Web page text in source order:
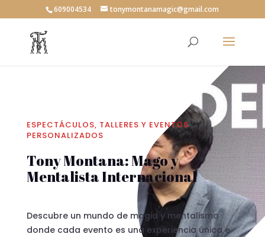
609004534 tonymontanamagic@gmail.com
ESPECTÁCULOS, TALLERES Y EVENTOS
PERSONALIZADOS
Tony Montana: Mago y
Mentalista Internacional
Descubre un mundo de magia y mentalismo
donde cada evento es una experiencia única e